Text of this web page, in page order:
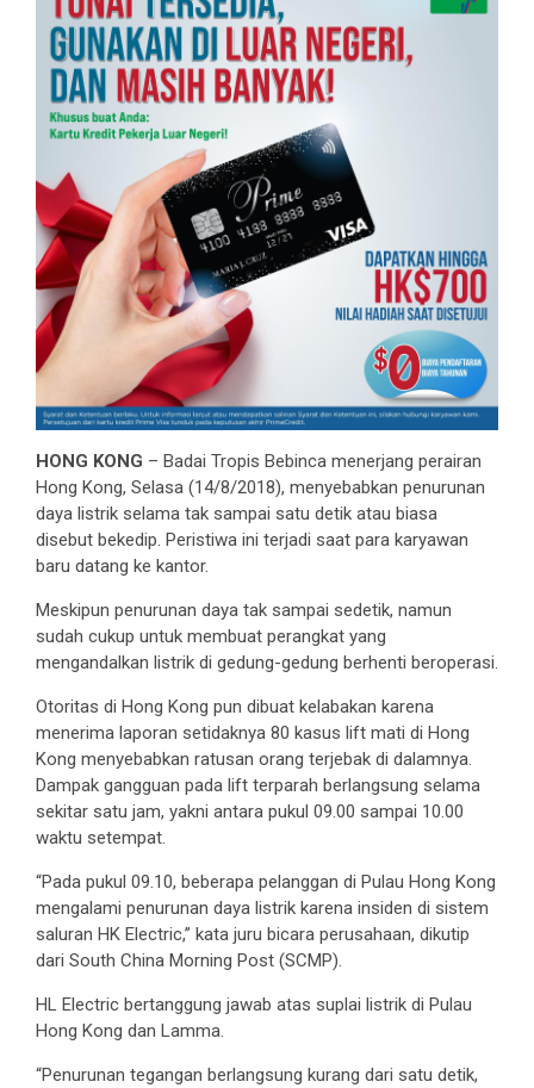
HONG KONG – Badai Tropis Bebinca menerjang perairan
Hong Kong, Selasa (14/8/2018), menyebabkan penurunan
daya listrik selama tak sampai satu detik atau biasa
disebut bekedip. Peristiwa ini terjadi saat para karyawan
baru datang ke kantor.
Meskipun penurunan daya tak sampai sedetik, namun
sudah cukup untuk membuat perangkat yang
mengandalkan listrik di gedung-gedung berhenti beroperasi.
Otoritas di Hong Kong pun dibuat kelabakan karena
menerima laporan setidaknya 80 kasus lift mati di Hong
Kong menyebabkan ratusan orang terjebak di dalamnya.
Dampak gangguan pada lift terparah berlangsung selama
sekitar satu jam, yakni antara pukul 09.00 sampai 10.00
waktu setempat.
“Pada pukul 09.10, beberapa pelanggan di Pulau Hong Kong
mengalami penurunan daya listrik karena insiden di sistem
saluran HK Electric,” kata juru bicara perusahaan, dikutip
dari South China Morning Post (SCMP).
HL Electric bertanggung jawab atas suplai listrik di Pulau
Hong Kong dan Lamma.
“Penurunan tegangan berlangsung kurang dari satu detik,